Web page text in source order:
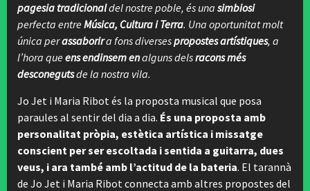
pagesia tradicionaldel nostre poble, és una simbiosi
perfecta entre Música, Cultura i Terra. Una oportunitat molt
única perassaborira fons diversespropostes artístiques, a
l’hora que ens endinsem enalguns delsracons més
desconegutsde la nostra vila.
Jo Jet i Maria Ribot és la proposta musical que posa
paraules al sentir del dia a dia. És una proposta amb
personalitat pròpia, estètica artística i missatge
conscient per ser escoltada i sentida a guitarra, dues
veus, i ara també amb l’actitud de la bateria. El tarannà
de Jo Jet i Maria Ribot connecta amb altres propostes del